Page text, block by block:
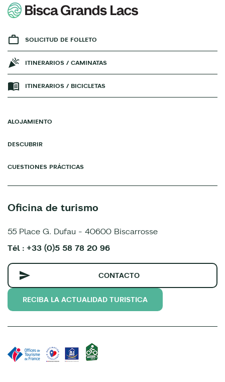
SOLICITUD DE FOLLETO
ITINERARIOS / CAMINATAS
ITINERARIOS / BICICLETAS
ALOJAMIENTO
DESCUBRIR
CUESTIONES PRÁCTICAS
Oficina de turismo
55 Place G. Dufau - 40600 Biscarrosse
Tél : +33 (0)5 58 78 20 96
CONTACTO
RECIBA LA ACTUALIDAD TURISTICA